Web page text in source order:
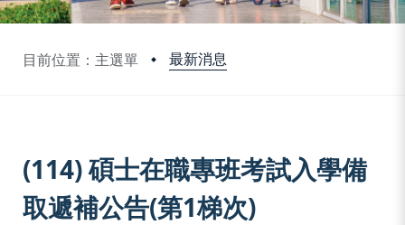
目前位置：主選單 最新消息
(114) 碩士在職專班考試入學備
取遞補公告(第1梯次)